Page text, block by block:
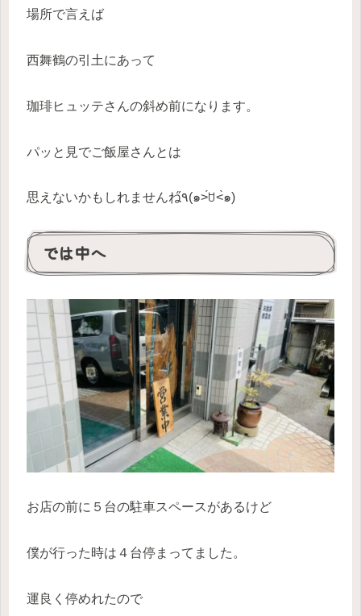
場所で言えば
西舞鶴の引土にあって
珈琲ヒュッテさんの斜め前になります。
パッと見でご飯屋さんとは
思えないかもしれませんね٩̋(๑˃́ꇴ˂̀๑)
では中へ
お店の前に５台の駐車スペースがあるけど
僕が行った時は４台停まってました。
運良く停めれたので